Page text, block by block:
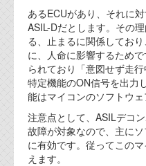
会社概要
代表ご挨拶
オフィス
実績
ブログ
機能安全ブログ
あるECUがあり、それに
ASIL-Dだとします。その
る、止まるに関係してお
に、人命に影響するため
られており「意図せず走
特定機能のON信号を出力
能はマイコンのソフトウェ
注意点として、ASILデコ
故障が対象なので、主に
に有効です。従ってこの
えます。